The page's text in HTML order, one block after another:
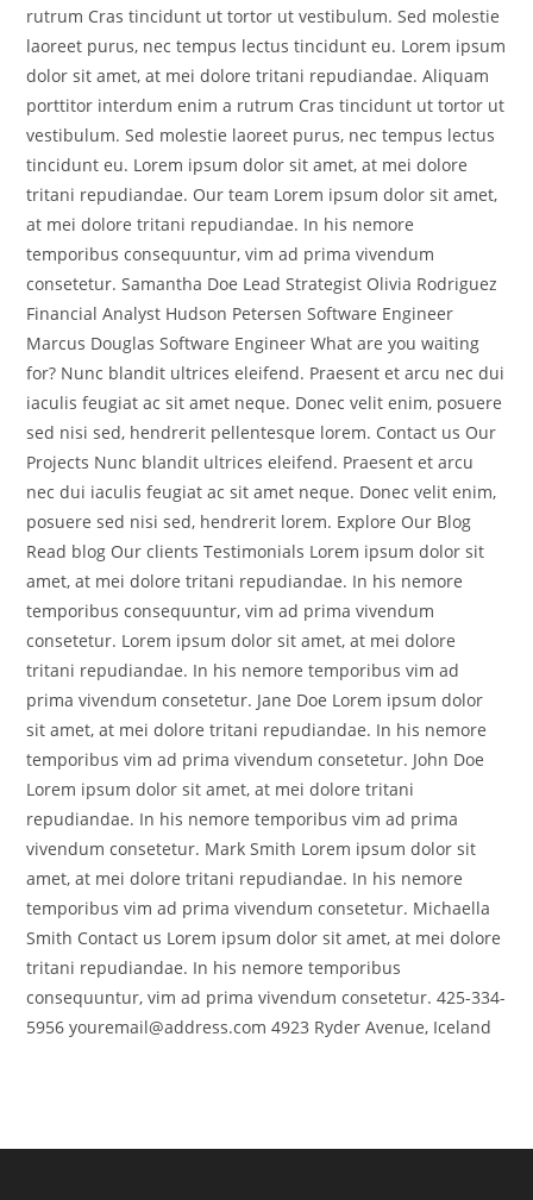
rutrum Cras tincidunt ut tortor ut vestibulum. Sed molestie
laoreet purus, nec tempus lectus tincidunt eu. Lorem ipsum
dolor sit amet, at mei dolore tritani repudiandae. Aliquam
porttitor interdum enim a rutrum Cras tincidunt ut tortor ut
vestibulum. Sed molestie laoreet purus, nec tempus lectus
tincidunt eu. Lorem ipsum dolor sit amet, at mei dolore
tritani repudiandae. Our team Lorem ipsum dolor sit amet,
at mei dolore tritani repudiandae. In his nemore
temporibus consequuntur, vim ad prima vivendum
consetetur. Samantha Doe Lead Strategist Olivia Rodriguez
Financial Analyst Hudson Petersen Software Engineer
Marcus Douglas Software Engineer What are you waiting
for? Nunc blandit ultrices eleifend. Praesent et arcu nec dui
iaculis feugiat ac sit amet neque. Donec velit enim, posuere
sed nisi sed, hendrerit pellentesque lorem. Contact us Our
Projects Nunc blandit ultrices eleifend. Praesent et arcu
nec dui iaculis feugiat ac sit amet neque. Donec velit enim,
posuere sed nisi sed, hendrerit lorem. Explore Our Blog
Read blog Our clients Testimonials Lorem ipsum dolor sit
amet, at mei dolore tritani repudiandae. In his nemore
temporibus consequuntur, vim ad prima vivendum
consetetur. Lorem ipsum dolor sit amet, at mei dolore
tritani repudiandae. In his nemore temporibus vim ad
prima vivendum consetetur. Jane Doe Lorem ipsum dolor
sit amet, at mei dolore tritani repudiandae. In his nemore
temporibus vim ad prima vivendum consetetur. John Doe
Lorem ipsum dolor sit amet, at mei dolore tritani
repudiandae. In his nemore temporibus vim ad prima
vivendum consetetur. Mark Smith Lorem ipsum dolor sit
amet, at mei dolore tritani repudiandae. In his nemore
temporibus vim ad prima vivendum consetetur. Michaella
Smith Contact us Lorem ipsum dolor sit amet, at mei dolore
tritani repudiandae. In his nemore temporibus
consequuntur, vim ad prima vivendum consetetur. 425-334-
5956 youremail@address.com 4923 Ryder Avenue, Iceland